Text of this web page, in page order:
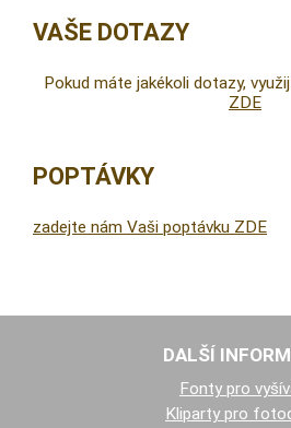
VAŠE DOTAZY
Pokud máte jakékoli dotazy,
ZDE
POPTÁVKY
zadejte nám Vaši poptávku ZDE
DALŠÍ
Fonty pro
Kliparty pro